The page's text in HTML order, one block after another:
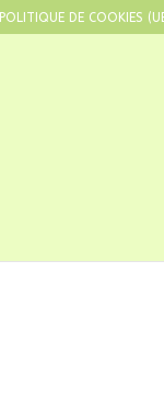
POLITIQUE DE COOKIES